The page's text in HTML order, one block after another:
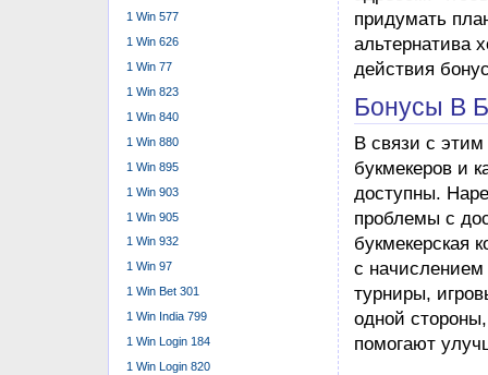
На
почты
Не только
выиграть
Методы
Соблюдение
отношение к
риски потери
функциями
аккаунта,
третьим
сложные
1 Win 577
1 Win 626
1 Win 77
1 Win 823
1 Win 840
1 Win 880
1 Win 895
1 Win 903
1 Win 905
1 Win 932
1 Win 97
1 Win Bet 301
1 Win India 799
1 Win Login 184
1 Win Login 820